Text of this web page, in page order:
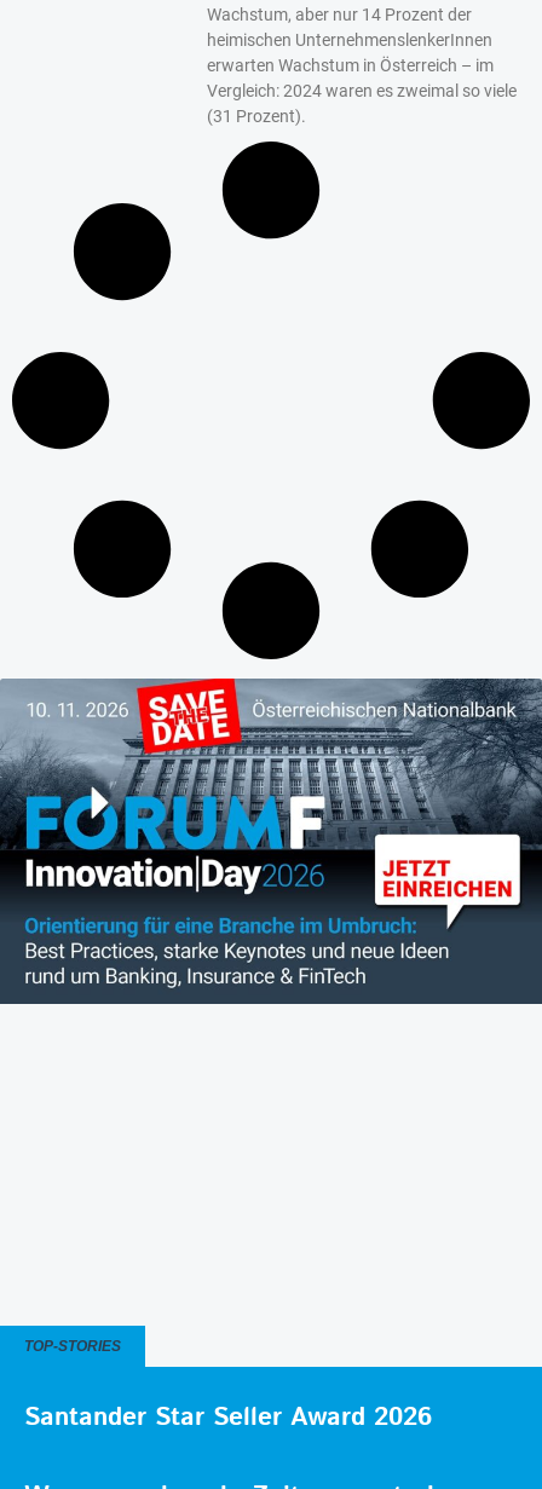
Wachstum, aber nur 14 Prozent der
heimischen UnternehmenslenkerInnen
erwarten Wachstum in Österreich – im
Vergleich: 2024 waren es zweimal so viele
(31 Prozent).
TOP-STORIES
Santander Star Seller Award 2026